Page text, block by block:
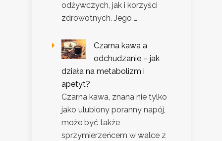
odżywczych, jak i korzyści
zdrowotnych. Jego …
Czarna kawa a
odchudzanie – jak
działa na metabolizm i
apetyt?
Czarna kawa, znana nie tylko
jako ulubiony poranny napój,
może być także
sprzymierzeńcem w walce z